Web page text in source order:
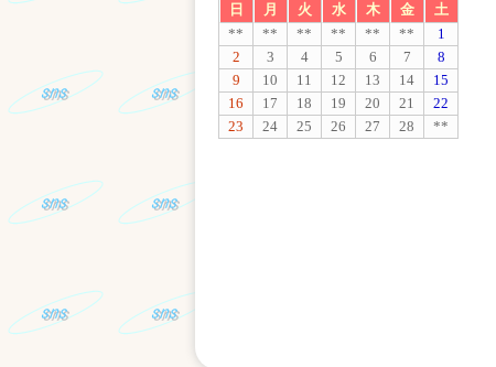
日
月 火 水 木 金
土
**
** ** ** ** **
1
2
3 4 5 6 7
8
9
10 11 12 13 14
15
16
17 18 19 20 21
22
23
24 25 26 27 28 **